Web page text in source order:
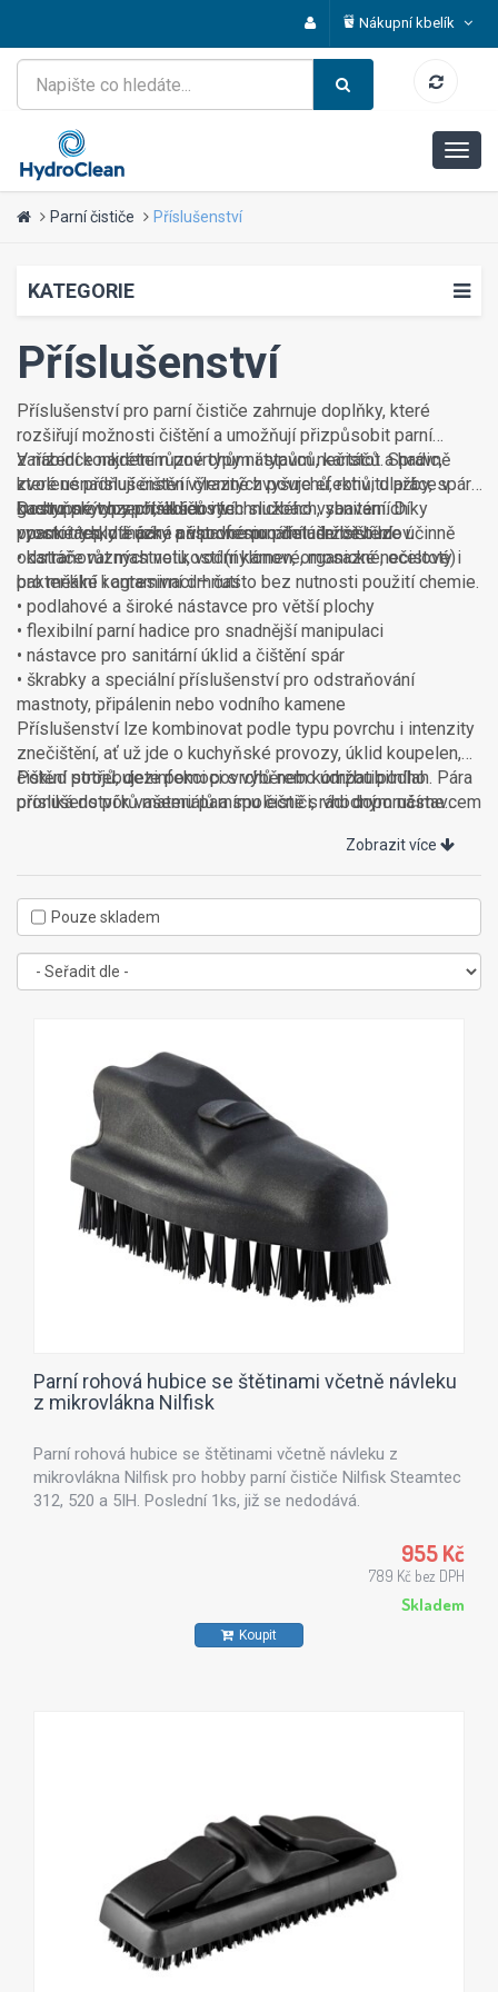
Nákupní kbelík
Parní čističe Příslušenství
KATEGORIE
Příslušenství
Příslušenství pro parní čističe zahrnuje doplňky, které
rozšiřují možnosti čištění a umožňují přizpůsobit parní
zařízení konkrétním povrchům i typům nečistot. Správně
zvolené příslušenství výrazně zvyšuje efektivitu práce v
gastro provozech, úklidových službách, sanitárních
prostorách, dílnách i při profesionální údržbě budov.
V nabídce najdete různé typy nástavců, kartáčů a hadic,
které usnadňují čištění členitých povrchů, rohů, dlažby, spár,
kuchyňských spotřebičů i technického vybavení. Díky
vysoké teplotě páry a vhodnému příslušenství lze účinně
odstraňovat mastnotu, vodní kámen, organické nečistoty i
bakteriální kontaminaci – často bez nutnosti použití chemie.
Dostupné typy příslušenství:
• parní trysky a úzké nástavce pro detailní čištění
• kartáče různých velikostí (nylonové, mosazné, ocelové)
pro měkké i agresivní drhnutí
• podlahové a široké nástavce pro větší plochy
• flexibilní parní hadice pro snadnější manipulaci
• nástavce pro sanitární úklid a čištění spár
• škrabky a speciální příslušenství pro odstraňování
mastnoty, připálenin nebo vodního kamene
Příslušenství lze kombinovat podle typu povrchu i intenzity
znečištění, ať už jde o kuchyňské provozy, úklid koupelen,
čištění strojů, dezinfekci povrchů nebo údržbu podlah. Pára
proniká do pórů materiálů a společně s vhodným nástavcem
Pokud potřebujete pomoci s výběrem kompatibilního
příslušenství k vašemu parnímu čističi, rádi doporučíme
Zobrazit více
Pouze skladem
Parní rohová hubice se štětinami včetně návleku
z mikrovlákna Nilfisk
Parní rohová hubice se štětinami včetně návleku z
mikrovlákna Nilfisk pro hobby parní čističe Nilfisk Steamtec
312, 520 a 5IH. Poslední 1ks, již se nedodává.
955 Kč
789 Kč bez DPH
Skladem
Koupit